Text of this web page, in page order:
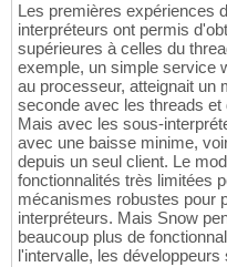
Les premières expériences
interpréteurs ont permis
supérieures à celles du
exemple, un simple service
au processeur, atteignait un
seconde avec les threads
Mais avec les sous-
avec une baisse minime,
depuis un seul client. Le
fonctionnalités très limitées
mécanismes robustes pour
interpréteurs. Mais Snow
beaucoup plus de
l'intervalle, les